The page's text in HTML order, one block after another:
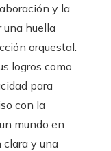
y la
una huella
orquestal.
logros como
para
con la
mundo en
y una